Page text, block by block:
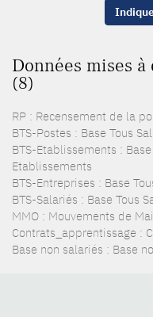
Données mises
(8)
RP : Recensement de la
BTS-Postes : Base Tous
BTS-Etablissements :
Etablissements
BTS-Entreprises : Base
BTS-Salariés : Base Tous
MMO : Mouvements de
Contrats_apprentissage :
Base non salariés : Base